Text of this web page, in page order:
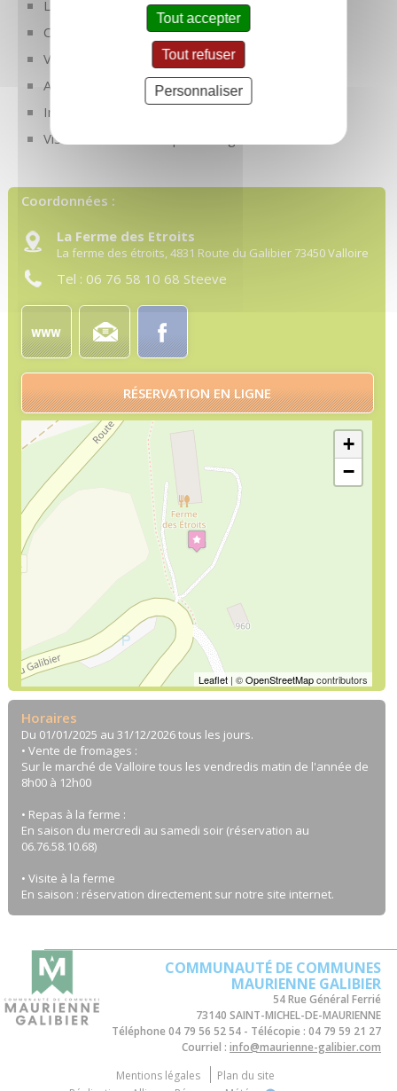
Tout accepter
Tout refuser
Personnaliser
La Ferme des Etroits - Ferme Auberge
Chambres d'hôtes de la Ferme des Etroits
Visite de la ferme des étroits
Apéritif Fermier
Instants Beaufort
Visite de la ferme du petit Borgé
Coordonnées :
La Ferme des Etroits
La ferme des étroits, 4831 Route du Galibier 73450Valloire
Tel : 06 76 58 10 68 Steeve
RÉSERVATION EN LIGNE
+
−
Leaflet| ©OpenStreetMapcontributors
Horaires
Du 01/01/2025 au 31/12/2026 tous les jours.
• Vente de fromages :
Sur le marché de Valloire tous les vendredis matin de l'année de
8h00 à 12h00
• Repas à la ferme :
En saison du mercredi au samedi soir (réservation au
06.76.58.10.68)
• Visite à la ferme
En saison : réservation directement sur notre site internet.
COMMUNAUTÉ DE COMMUNES
MAURIENNE GALIBIER
54 Rue Général Ferrié
73140 SAINT-MICHEL-DE-MAURIENNE
Téléphone04 79 56 52 54 Télécopie :04 79 59 21 27
Courriel :info@maurienne-galibier.com
Mentions légales
Plan du site